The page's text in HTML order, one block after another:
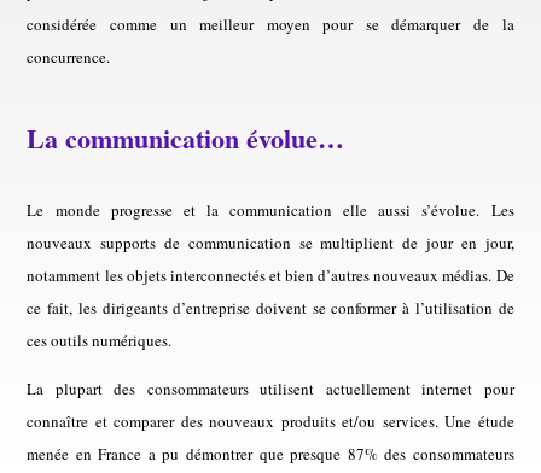
considérée comme un meilleur moyen pour se démarquer de la
concurrence.
La communication évolue…
Le monde progresse et la communication elle aussi s’évolue. Les
nouveaux supports de communication se multiplient de jour en jour,
notamment les objets interconnectés et bien d’autres nouveaux médias. De
ce fait, les dirigeants d’entreprise doivent se conformer à l’utilisation de
ces outils numériques.
La plupart des consommateurs utilisent actuellement internet pour
connaître et comparer des nouveaux produits et/ou services. Une étude
menée en France a pu démontrer que presque 87% des consommateurs